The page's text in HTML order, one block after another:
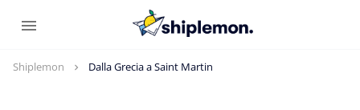
Shiplemon Dalla Grecia a Saint Martin